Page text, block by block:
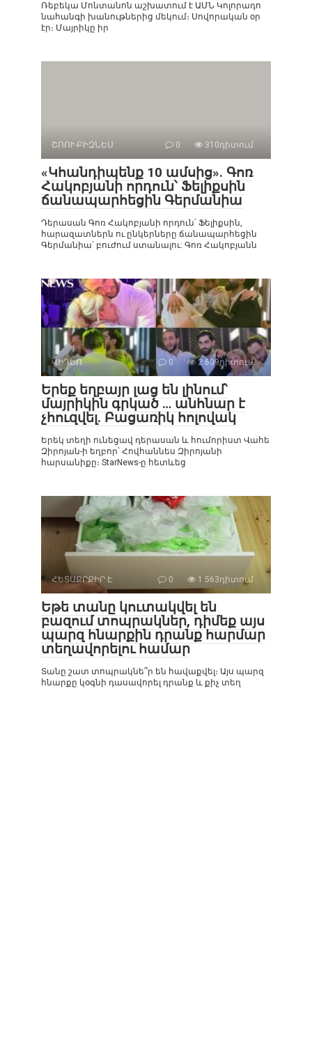
Ռեբեկա Մոնտանոն աշխատում է ԱՄՆ Կոլորադո
նահանգի խանութներից մեկում։ Սովորական օր
էր։ Մայրիկը իր
ՇՈՈՒ-ԲԻԶՆԵՍ 0 310դիտում
«Կհանդիպենք 10 ամսից». Գոռ
Հակոբյանի որդուն՝ Ֆելիքսին
ճանապարհեցին Գերմանիա
Դերասան Գոռ Հակոբյանի որդուն՝ Ֆելիքսին,
հարազատներն ու ընկերները ճանապարհեցին
Գերմանիա՝ բուժում ստանալու: Գոռ Հակոբյանն
ՎԻԴԵՈ 0 2 609դիտում
Երեք եղբայր լաց են լինում՝
մայրիկին գրկած … անհնար է
չհուզվել. Բացառիկ հոլովակ
Երեկ տեղի ունեցավ դերասան և հումորիստ Վահե
Զիրոյան-ի եղբոր՝ Հովհաննես Զիրոյանի
հարսանիքը։ StarNews-ը հետևեց
ՀԵՏԱՔՐՔԻՐ Է 0 1 563դիտում
Եթե տանը կուտակվել են
բազում տոպրակներ, դիմեք այս
պարզ հնարքին դրանք հարմար
տեղավորելու համար
Տանը շատ տոպրակնե՞ր են հավաքվել։ Այս պարզ
հնարքը կօգնի դասավորել դրանք և քիչ տեղ